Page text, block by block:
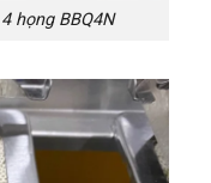
họng BBQ4N